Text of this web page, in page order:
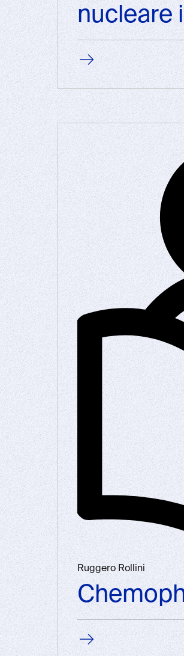
nucleare
Ruggero Rollini